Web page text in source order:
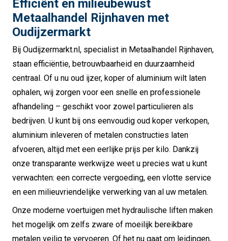
Efficiënt en milieubewust
Metaalhandel Rijnhaven met
Oudijzermarkt
Bij Oudijzermarkt.nl, specialist in Metaalhandel Rijnhaven,
staan efficiëntie, betrouwbaarheid en duurzaamheid
centraal. Of u nu oud ijzer, koper of aluminium wilt laten
ophalen, wij zorgen voor een snelle en professionele
afhandeling – geschikt voor zowel particulieren als
bedrijven. U kunt bij ons eenvoudig oud koper verkopen,
aluminium inleveren of metalen constructies laten
afvoeren, altijd met een eerlijke prijs per kilo. Dankzij
onze transparante werkwijze weet u precies wat u kunt
verwachten: een correcte vergoeding, een vlotte service
en een milieuvriendelijke verwerking van al uw metalen.
Onze moderne voertuigen met hydraulische liften maken
het mogelijk om zelfs zware of moeilijk bereikbare
metalen veilig te vervoeren. Of het nu gaat om leidingen,